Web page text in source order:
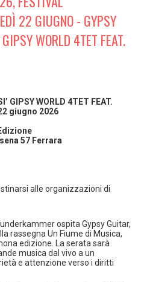
Informagiovani
22 GIUGNO - GYPSY
WORLD 4TET FEAT.
GIPSY WORLD 4TET FEAT.
giugno 2026
57 Ferrara
alle organizzazioni di
ospita Gypsy Guitar,
rassegna Un Fiume di Musica,
edizione. La serata sarà
musica dal vivo a un
e attenzione verso i diritti